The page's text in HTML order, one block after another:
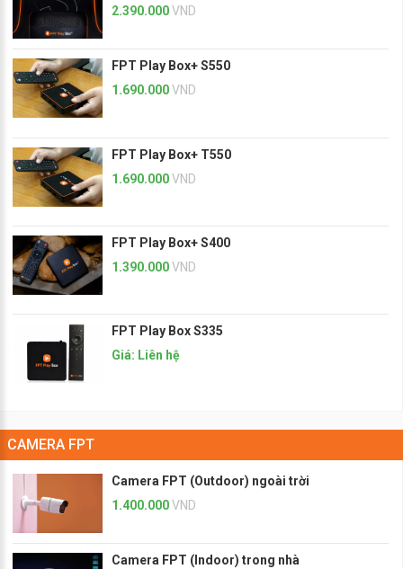
2.390.000VND
FPT Play Box+ S550
1.690.000VND
FPT Play Box+ T550
1.690.000VND
FPT Play Box+ S400
1.390.000VND
FPT Play Box S335
Giá: Liên hệ
CAMERA FPT
Camera FPT (Outdoor) ngoài trời
1.400.000VND
Camera FPT (Indoor) trong nhà